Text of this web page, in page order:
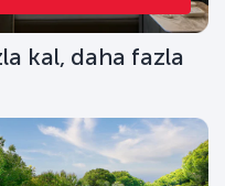
kal, daha fazla